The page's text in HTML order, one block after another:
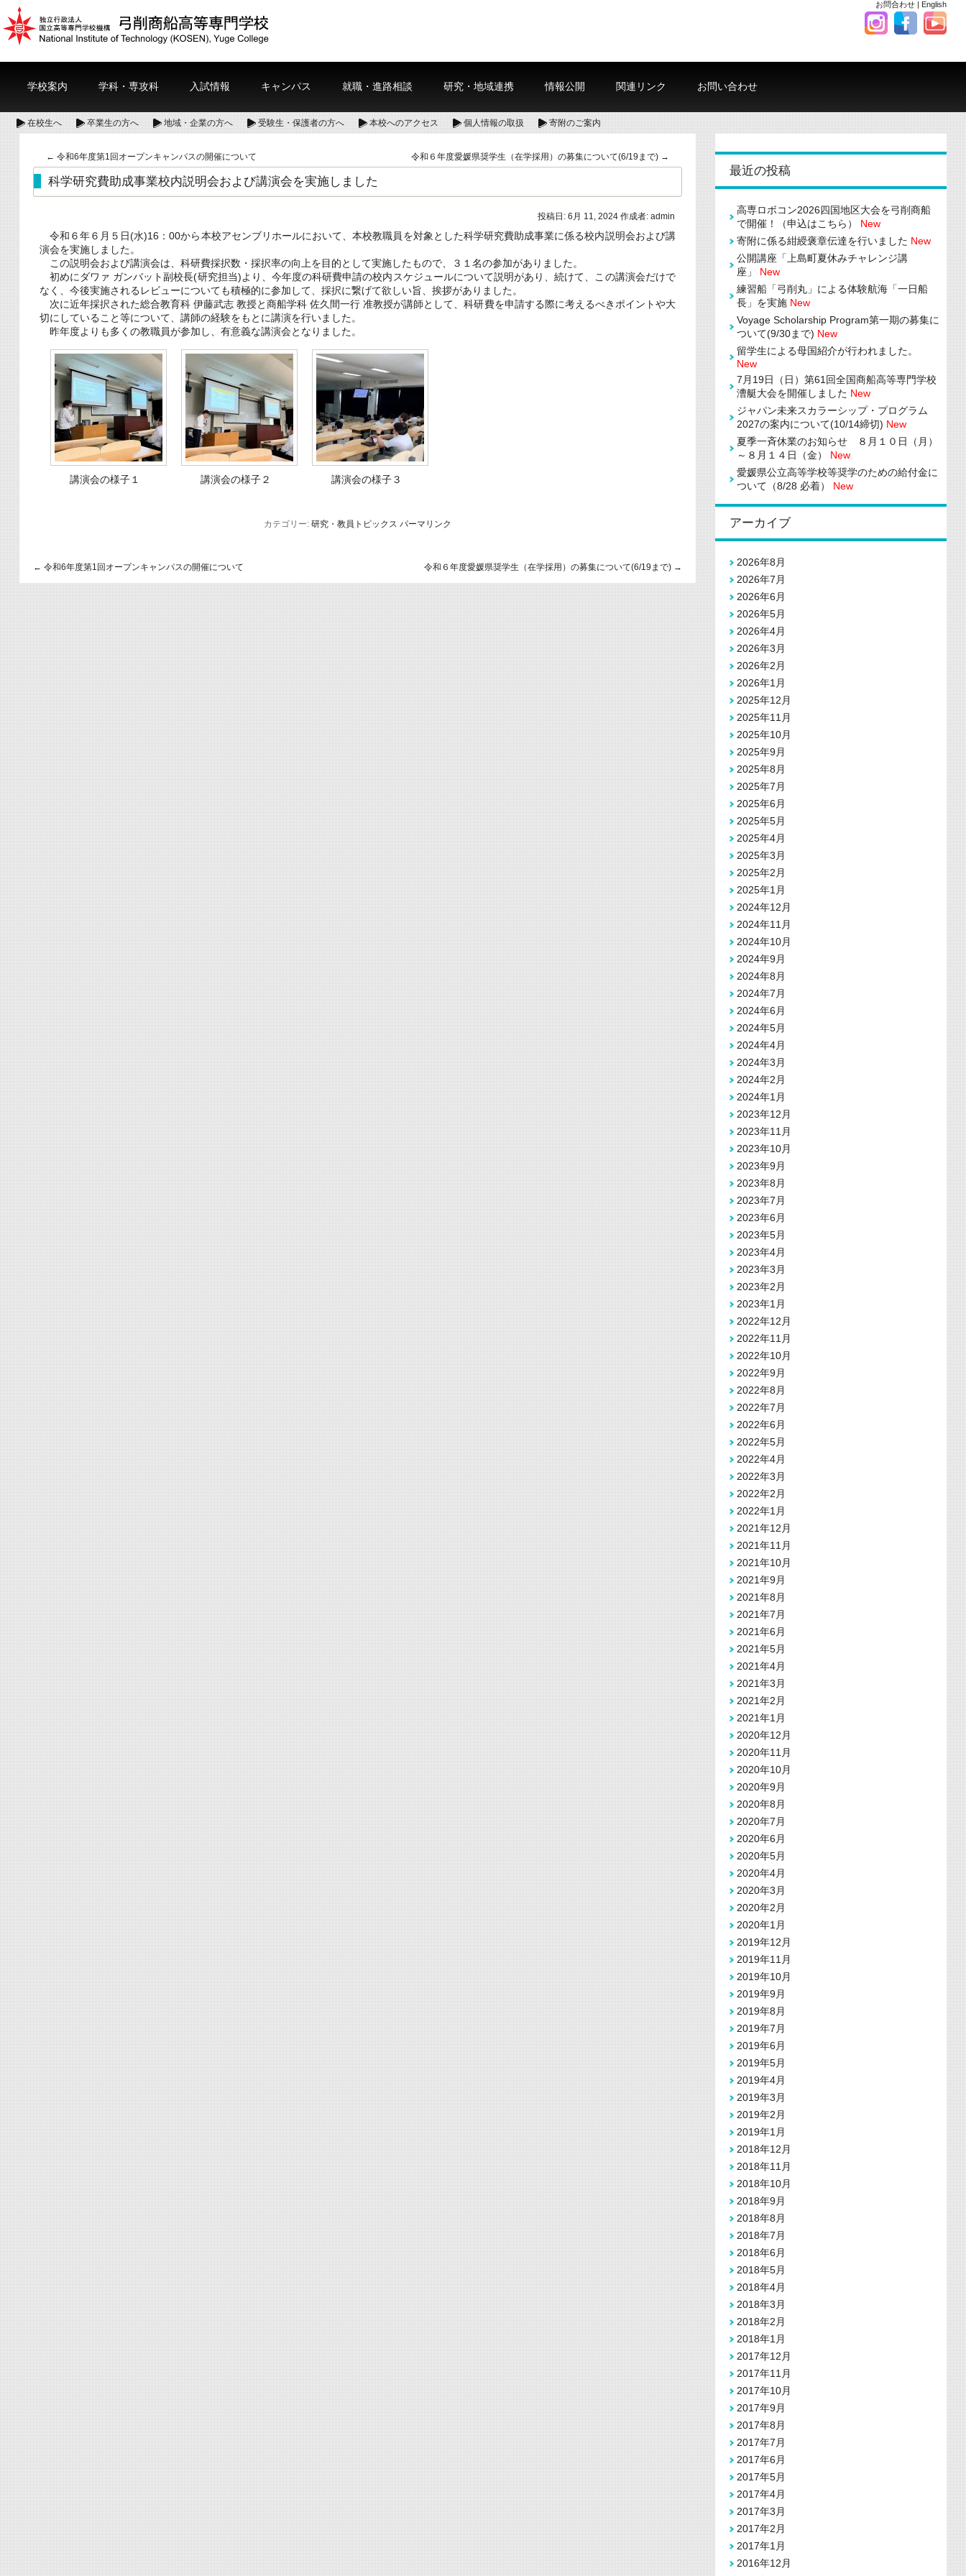
お問合わせ | English
学校案内 学科・専攻科 入試情報 キャンパス 就職・進路相談 研究・地域連携 情報公開 関連リンク お問い合わせ
在校生へ 卒業生の方へ 地域・企業の方へ 受験生・保護者の方へ 本校へのアクセス 個人情報の取扱 寄附のご案内
← 令和6年度第1回オープンキャンパスの開催について 令和６年度愛媛県奨学生（在学採用）の募集について(6/19まで) →
科学研究費助成事業校内説明会および講演会を実施しました
投稿日: 6月 11, 2024 作成者: admin
令和６年６月５日(水)16：00から本校アセンブリホールにおいて、本校教職員を対象とした科学研究費助成事業に係る校内説明会および講
演会を実施しました。
この説明会および講演会は、科研費採択数・採択率の向上を目的として実施したもので、３１名の参加がありました。
初めにダワァ ガンバット副校長(研究担当)より、今年度の科研費申請の校内スケジュールについて説明があり、続けて、この講演会だけで
なく、今後実施されるレビューについても積極的に参加して、採択に繋げて欲しい旨、挨拶がありました。
次に近年採択された総合教育科 伊藤武志 教授と商船学科 佐久間一行 准教授が講師として、科研費を申請する際に考えるべきポイントや大
切にしていること等について、講師の経験をもとに講演を行いました。
昨年度よりも多くの教職員が参加し、有意義な講演会となりました。
講演会の様子１ 講演会の様子２ 講演会の様子３
カテゴリー: 研究・教員トピックス パーマリンク
← 令和6年度第1回オープンキャンパスの開催について 令和６年度愛媛県奨学生（在学採用）の募集について(6/19まで) →
最近の投稿
高専ロボコン2026四国地区大会を弓削商船
で開催！（申込はこちら） New
寄附に係る紺綬褒章伝達を行いました New
公開講座「上島町夏休みチャレンジ講
座」
New
練習船「弓削丸」による体験航海「一日船
長」を実施 New
Voyage Scholarship Program第一期の募集に
ついて(9/30まで) New
留学生による母国紹介が行われました。
New
7月19日（日）第61回全国商船高等専門学校
漕艇大会を開催しました New
ジャパン未来スカラーシップ・プログラム
2027の案内について(10/14締切) New
夏季一斉休業のお知らせ ８月１０日（月）
～８月１４日（金） New
愛媛県公立高等学校等奨学のための給付金に
ついて（8/28 必着） New
アーカイブ
2026年8月
2026年7月
2026年6月
2026年5月
2026年4月
2026年3月
2026年2月
2026年1月
2025年12月
2025年11月
2025年10月
2025年9月
2025年8月
2025年7月
2025年6月
2025年5月
2025年4月
2025年3月
2025年2月
2025年1月
2024年12月
2024年11月
2024年10月
2024年9月
2024年8月
2024年7月
2024年6月
2024年5月
2024年4月
2024年3月
2024年2月
2024年1月
2023年12月
2023年11月
2023年10月
2023年9月
2023年8月
2023年7月
2023年6月
2023年5月
2023年4月
2023年3月
2023年2月
2023年1月
2022年12月
2022年11月
2022年10月
2022年9月
2022年8月
2022年7月
2022年6月
2022年5月
2022年4月
2022年3月
2022年2月
2022年1月
2021年12月
2021年11月
2021年10月
2021年9月
2021年8月
2021年7月
2021年6月
2021年5月
2021年4月
2021年3月
2021年2月
2021年1月
2020年12月
2020年11月
2020年10月
2020年9月
2020年8月
2020年7月
2020年6月
2020年5月
2020年4月
2020年3月
2020年2月
2020年1月
2019年12月
2019年11月
2019年10月
2019年9月
2019年8月
2019年7月
2019年6月
2019年5月
2019年4月
2019年3月
2019年2月
2019年1月
2018年12月
2018年11月
2018年10月
2018年9月
2018年8月
2018年7月
2018年6月
2018年5月
2018年4月
2018年3月
2018年2月
2018年1月
2017年12月
2017年11月
2017年10月
2017年9月
2017年8月
2017年7月
2017年6月
2017年5月
2017年4月
2017年3月
2017年2月
2017年1月
2016年12月